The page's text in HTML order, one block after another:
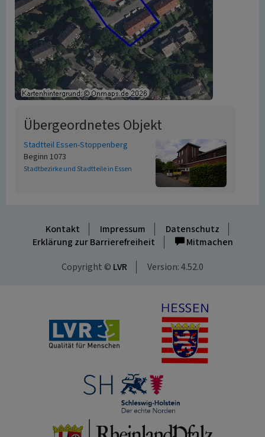
Übergeordnetes Objekt
Stadtteil Essen-Stoppenberg
Beginn 1073
Stadtbezirke und Stadtteile in Essen
Kontakt Impressum
Datenschutz
Erklärung zur Barrierefreiheit
Mitmachen
Copyright © LVR Version: 4.52.0